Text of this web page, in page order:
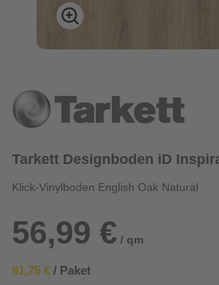
Tarkett Designboden iD
Klick-Vinylboden English Oak Natural
56,99 € / qm
91,75 € / Paket